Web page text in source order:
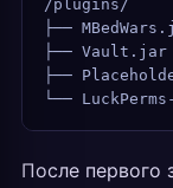
/plugins/
├──
├── Vault.jar
├──
└──
После первого